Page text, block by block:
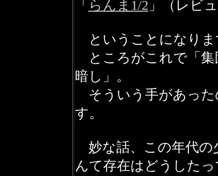
「 らんま1/2 」（レビ
ということになりま
ところがこれで「集
暗し」。
そういう手があった
す。
妙な話、この年代の
んて存在はどうした